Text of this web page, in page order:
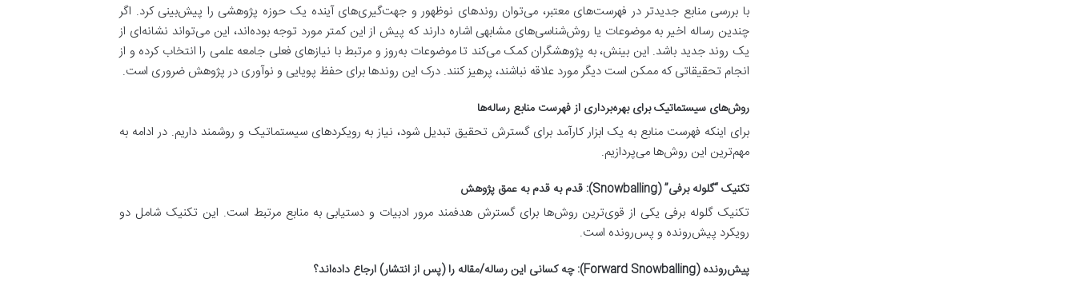
با بررسی منابع جدیدتر در فهرست‌های معتبر، می‌توان روندهای نوظهور و جهت‌گیری‌های آینده یک حوزه پژوهشی را پیش‌بینی کرد. اگر
چندین رساله اخیر به موضوعات یا روش‌شناسی‌های مشابهی اشاره دارند که پیش از این کمتر مورد توجه بوده‌اند، این می‌تواند نشانه‌ای از
یک روند جدید باشد. این بینش، به پژوهشگران کمک می‌کند تا موضوعات به‌روز و مرتبط با نیازهای فعلی جامعه علمی را انتخاب کرده و از
انجام تحقیقاتی که ممکن است دیگر مورد علاقه نباشند، پرهیز کنند. درک این روندها برای حفظ پویایی و نوآوری در پژوهش ضروری است.
روش‌های سیستماتیک برای بهره‌برداری از فهرست منابع رساله‌ها
برای اینکه فهرست منابع به یک ابزار کارآمد برای گسترش تحقیق تبدیل شود، نیاز به رویکردهای سیستماتیک و روشمند داریم. در ادامه به
مهم‌ترین این روش‌ها می‌پردازیم.
تکنیک “گلوله برفی” (Snowballing): قدم به قدم به عمق پژوهش
تکنیک گلوله برفی یکی از قوی‌ترین روش‌ها برای گسترش هدفمند مرور ادبیات و دستیابی به منابع مرتبط است. این تکنیک شامل دو
رویکرد پیش‌رونده و پس‌رونده است.
پیش‌رونده (Forward Snowballing): چه کسانی این رساله/مقاله را (پس از انتشار) ارجاع داده‌اند؟